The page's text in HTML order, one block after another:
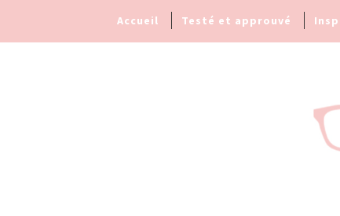
Accueil Testé et approuvé